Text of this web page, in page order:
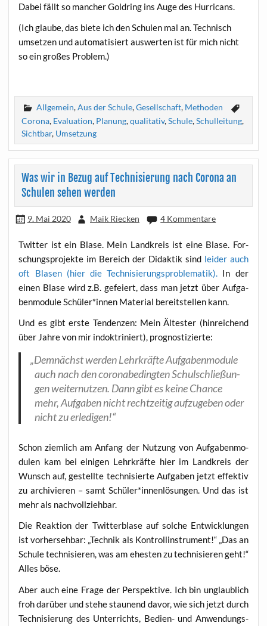
Dabei fällt so man­cher Gold­ring ins Auge des Hurricans.
(Ich glau­be, das bie­te ich den Schu­len mal an. Tech­nisch
umset­zen und auto­ma­ti­siert aus­wer­ten ist für mich nicht
so ein gro­ßes Problem.)
Allgemein,Aus der Schule,Gesellschaft, Methoden
Corona, Evaluation, Planung,qualitativ,Schule,Schulleitung,
Sichtbar, Umsetzung
Was wir in Bezug auf Technisierung nach Corona an
Schulen sehen werden
9. Mai 2020 Maik Riecken 4 Kommentare
Twit­ter ist ein Bla­se. Mein Land­kreis ist eine Bla­se. For­
schungs­pro­jek­te im Bereich der Didak­tik sind lei­der auch
oft Bla­sen (hier die Tech­ni­sie­rungs­pro­ble­ma­tik). In der
einen Bla­se wird z.B. gefei­ert, dass man jetzt über Auf­ga­
ben­mo­du­le Schüler*innen Mate­ri­al bereit­stel­len kann.
Und es gibt ers­te Ten­den­zen: Mein Ältes­ter (hin­rei­chend
über Jah­re von mir indok­tri­niert), prognostizierte:
„Dem­nächst wer­den Lehr­kräf­te Auf­ga­ben­mo­du­le
auch nach den coro­nabe­ding­ten Schul­schlie­ßun­
gen wei­ter­nut­zen. Dann gibt es kei­ne Chan­ce
mehr, Auf­ga­ben nicht recht­zei­tig auf­zu­ge­ben oder
nicht zu erledigen!“
Schon ziem­lich am Anfang der Nut­zung von Auf­ga­ben­mo­
du­len kam bei eini­gen Lehr­kräf­te hier im Land­kreis der
Wunsch auf, gestell­te tech­ni­sier­te Auf­ga­ben jetzt effek­tiv
zu archi­vie­ren – samt Schüler*innenlösungen. Und das ist
mehr als nachvollziehbar.
Die Reak­ti­on der Twit­ter­bla­se auf sol­che Ent­wick­lun­gen
ist vor­her­seh­bar: „Tech­nik als Kon­troll­in­stru­ment!“ „Das an
Schu­le tech­ni­sie­ren, was am ehes­ten zu tech­ni­sie­ren geht!“
Alles böse.
Aber auch eine Fra­ge der Per­spek­ti­ve. Ich bin unglaub­lich
froh dar­über und ste­he stau­nend davor, wie sich jetzt durch
Tech­ni­sie­rung des Unter­richts, Bedien- und Anwen­dungs­